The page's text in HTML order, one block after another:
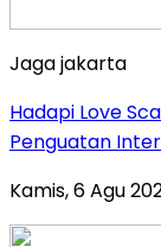
Jaga jakarta
Hadapi Love
Penguatan
Kamis, 6 Agu